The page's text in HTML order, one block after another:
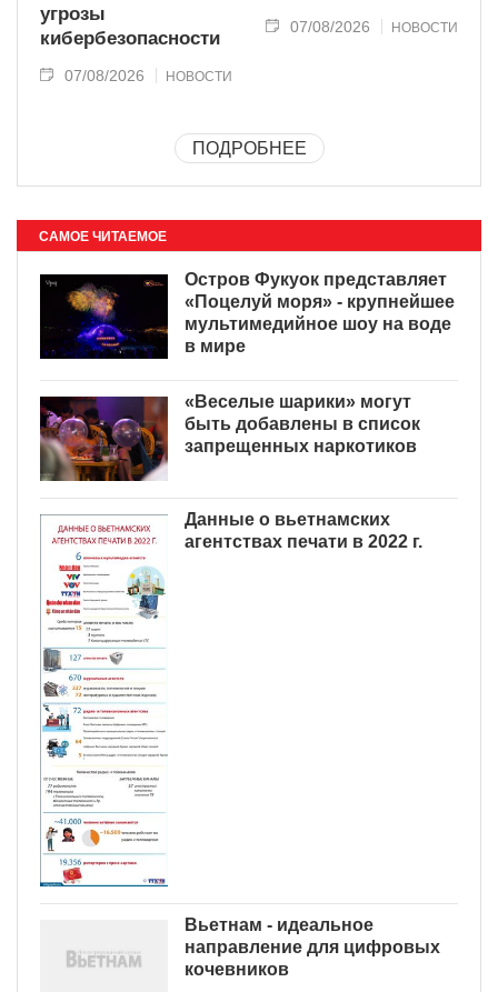
угрозы
кибербезопасности
07/08/2026 НОВОСТИ
07/08/2026 НОВОСТИ
ПОДРОБНЕЕ
САМОЕ ЧИТАЕМОЕ
Остров Фукуок представляет
«Поцелуй моря» - крупнейшее
мультимедийное шоу на воде
в мире
«Веселые шарики» могут
быть добавлены в список
запрещенных наркотиков
Данные о вьетнамских
агентствах печати в 2022 г.
Вьетнам - идеальное
направление для цифровых
кочевников